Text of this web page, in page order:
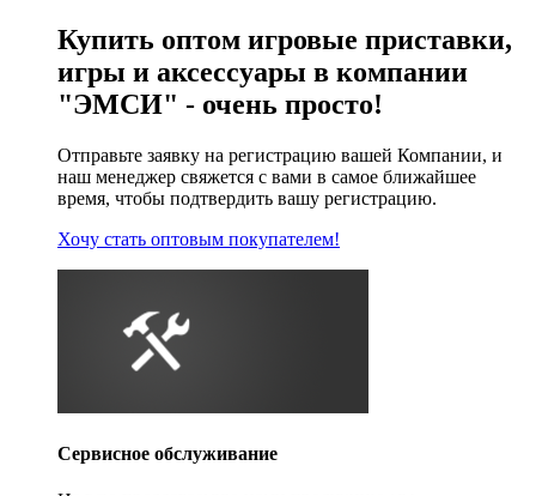
Купить оптом игровые приставки,
игры и аксессуары в компании
"ЭМСИ" - очень просто!
Отправьте заявку на регистрацию вашей Компании, и
наш менеджер свяжется с вами в самое ближайшее
время, чтобы подтвердить вашу регистрацию.
Хочу стать оптовым покупателем!
Сервисное обслуживание